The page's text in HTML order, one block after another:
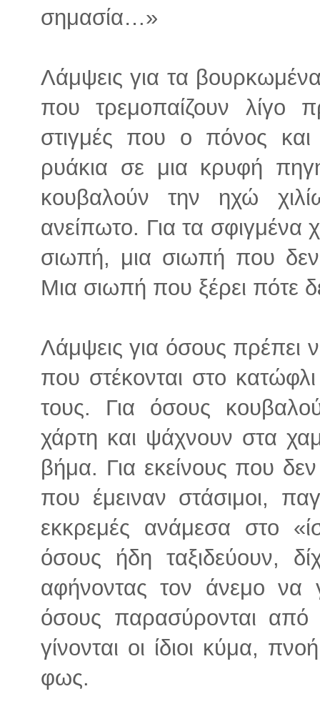
σημασία…»
Λάμψεις για τα
που τρεμοπαίζουν λίγο
στιγμές που ο πόνος
ρυάκια σε μια κρυφή
κουβαλούν την ηχώ
ανείπωτο. Για τα σφιγμένα
σιωπή, μια σιωπή που δεν
Mια σιωπή που ξέρει πότε
Λάμψεις για όσους πρέπει
που στέκονται στο
τους. Για όσους
χάρτη και ψάχνουν στα
βήμα. Για εκείνους που δεν
που έμειναν στάσιμοι,
εκκρεμές ανάμεσα στο
όσους ήδη ταξιδεύουν,
αφήνοντας τον άνεμο να
όσους παρασύρονται από
γίνονται οι ίδιοι κύμα,
φως.